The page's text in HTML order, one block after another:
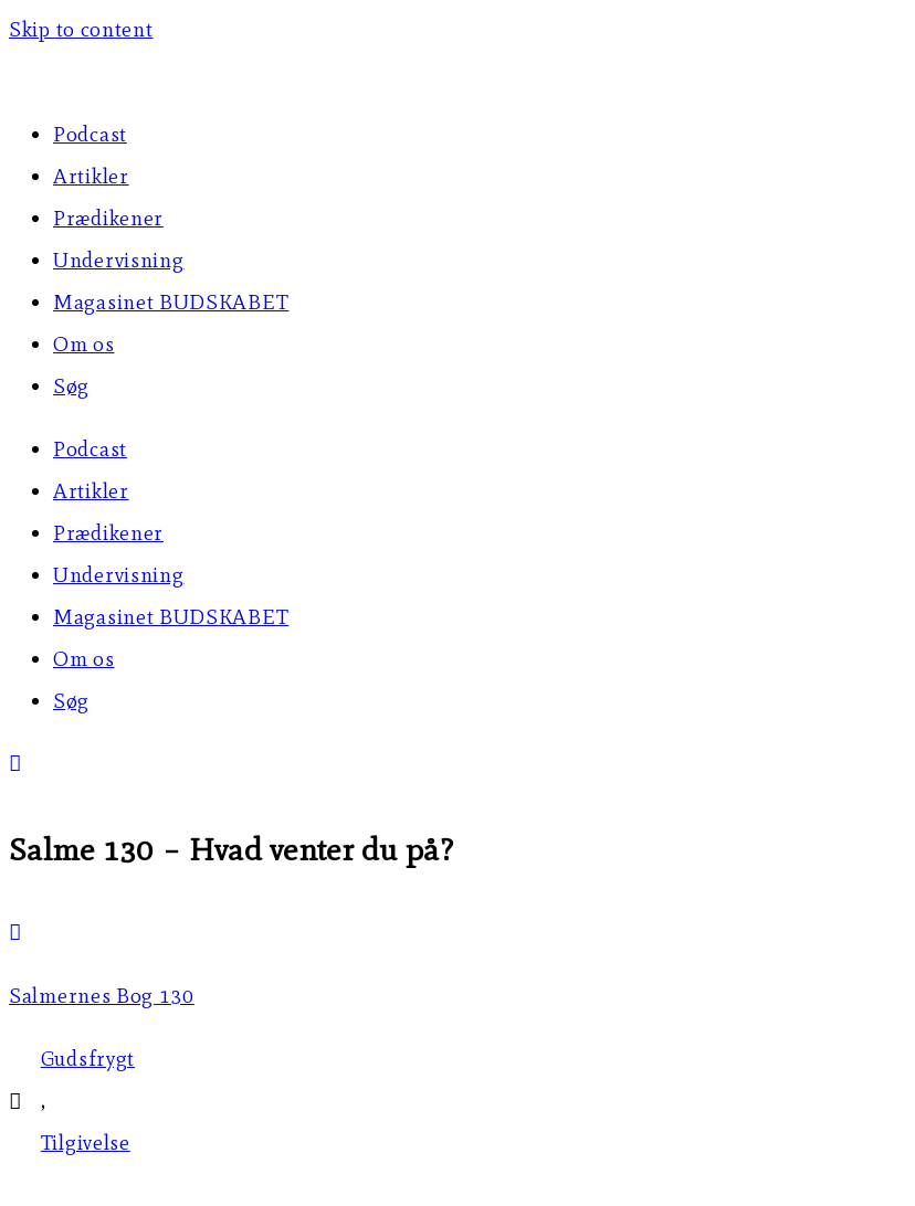
Skip to content
Podcast
Artikler
Prædikener
Undervisning
Magasinet BUDSKABET
Om os
Søg
Podcast
Artikler
Prædikener
Undervisning
Magasinet BUDSKABET
Om os
Søg
Salme 130 – Hvad venter du på?
Salmernes Bog 130
Gudsfrygt
,
Tilgivelse